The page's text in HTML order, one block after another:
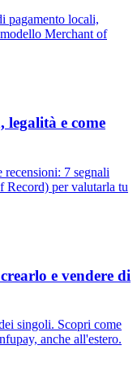
pagamento locali,
Merchant of
legalità e come
7 segnali
per valutarla tu
e vendere di
singoli. Scopri come
anche all'estero.